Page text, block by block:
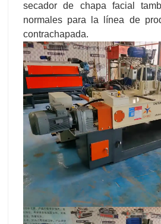
secador de chapa facial
normales para la línea de
contrachapada.